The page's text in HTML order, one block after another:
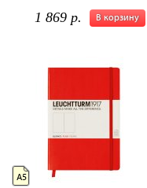
В корзину
1 869 р.
А5